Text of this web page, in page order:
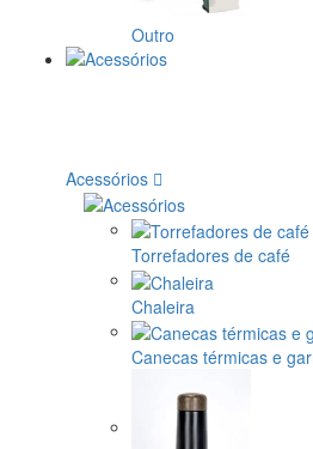
Outro
Acessórios
Torrefadores de café
Chaleira
Canecas térmicas e